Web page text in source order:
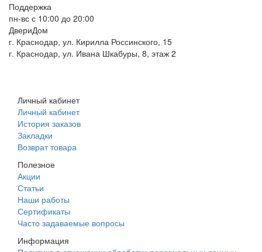
Поддержка
пн-вс с 10:00 до 20:00
ДвериДом
г. Краснодар, ул. Кирилла Россинского, 15
г. Краснодар, ул. Ивана Шкабуры, 8, этаж 2
Личный кабинет
Личный кабинет
История заказов
Закладки
Возврат товара
Полезное
Акции
Статьи
Наши работы
Сертификаты
Часто задаваемые вопросы
Информация